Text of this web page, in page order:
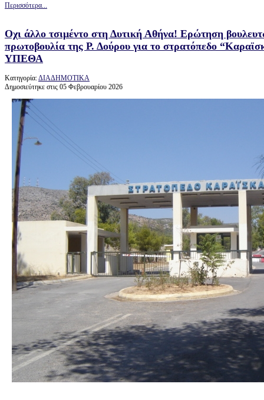
Περισσότερα...
Οχι άλλο τσιμέντο στη Δυτική Αθήνα! Ερώτηση
πρωτοβουλία της Ρ. Δούρου για το στρατόπεδο
ΥΠΕΘΑ
Κατηγορία:ΔΙΑΔΗΜΟΤΙΚΑ
Δημοσιεύτηκε στις 05 Φεβρουαρίου 2026